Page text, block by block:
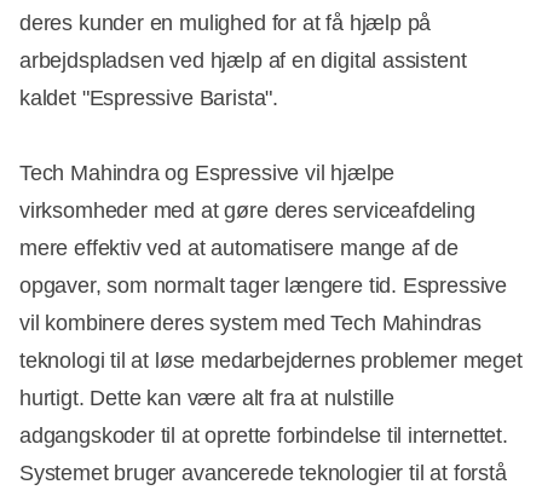
deres kunder en mulighed for at få hjælp på
arbejdspladsen ved hjælp af en digital assistent
kaldet "Espressive Barista".
Tech Mahindra og Espressive vil hjælpe
virksomheder med at gøre deres serviceafdeling
mere effektiv ved at automatisere mange af de
opgaver, som normalt tager længere tid. Espressive
vil kombinere deres system med Tech Mahindras
teknologi til at løse medarbejdernes problemer meget
hurtigt. Dette kan være alt fra at nulstille
adgangskoder til at oprette forbindelse til internettet.
Systemet bruger avancerede teknologier til at forstå